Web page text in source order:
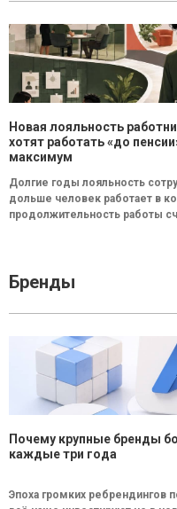
Новая лояльность
хотят работать «до
максимум
Долгие годы лояльность
дольше человек работает в
продолжительность работы
Бренды
Почему крупные бренды
каждые три года
Эпоха громких ребрендингов